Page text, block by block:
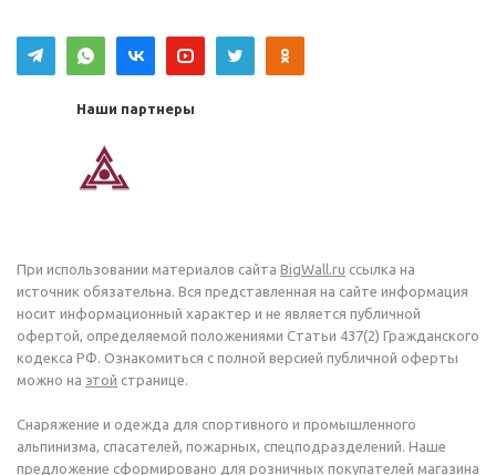
Наши партнеры
При использовании материалов сайта BigWall.ru ссылка на
источник обязательна. Вся представленная на сайте информация
носит информационный характер и не является публичной
офертой, определяемой положениями Статьи 437(2) Гражданского
кодекса РФ. Ознакомиться с полной версией публичной оферты
можно на этой странице.
Снаряжение и одежда для спортивного и промышленного
альпинизма, спасателей, пожарных, спецподразделений. Наше
предложение сформировано для розничных покупателей магазина